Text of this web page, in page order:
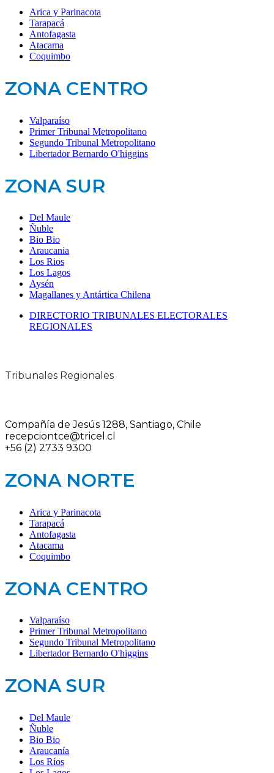
Arica y Parinacota
Tarapacá
Antofagasta
Atacama
Coquimbo
ZONA CENTRO
Valparaíso
Primer Tribunal Metropolitano
Segundo Tribunal Metropolitano
Libertador Bernardo O'higgins
ZONA SUR
Del Maule
Ñuble
Bio Bio
Araucania
Los Rios
Los Lagos
Aysén
Magallanes y Antártica Chilena
DIRECTORIO TRIBUNALES ELECTORALES
REGIONALES
Tribunales Regionales
Compañía de Jesús 1288, Santiago, Chile
recepciontce@tricel.cl
+56 (2) 2733 9300
ZONA NORTE
Arica y Parinacota
Tarapacá
Antofagasta
Atacama
Coquimbo
ZONA CENTRO
Valparaíso
Primer Tribunal Metropolitano
Segundo Tribunal Metropolitano
Libertador Bernardo O'higgins
ZONA SUR
Del Maule
Ñuble
Bio Bio
Araucanía
Los Ríos